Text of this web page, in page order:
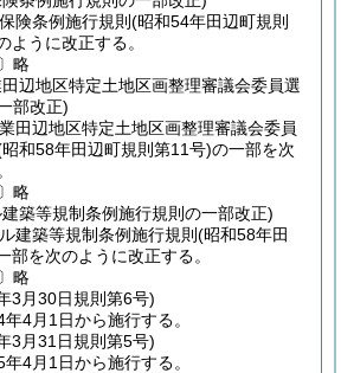
険条例施行規則 (昭和54年田辺町規則
ように改正する。
略
辺地区特定土地区画整理審議会委員選
部改正)
田辺地区特定土地区画整理審議会委員
和58年田辺町規則第11号)の一部を次
略
築等規制条例施行規則の一部改正)
建築等規制条例施行規則 (昭和58年田
部を次のように改正する。
略
3月30日規則第6号)
4月1日から施行する。
3月31日規則第5号)
4月1日から施行する。